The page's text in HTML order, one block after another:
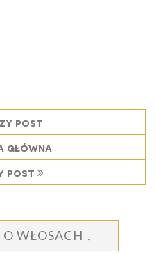
post
główna
post
WŁOSACH ↓